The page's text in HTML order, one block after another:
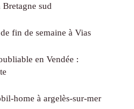
sud
fin de semaine à Vias
en Vendée :
home à argelès-sur-mer